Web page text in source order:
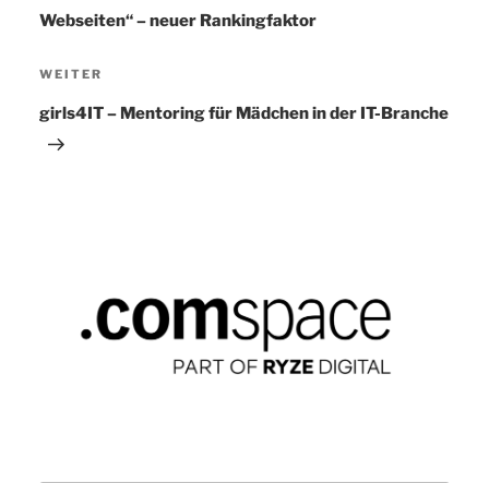
Webseiten“ – neuer Rankingfaktor
Nächster
Beitrag
WEITER
girls4IT – Mentoring für Mädchen in der IT-Branche